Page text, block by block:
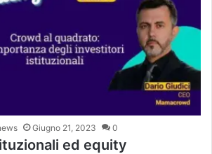
Giugno 21, 2023 0
ed equity